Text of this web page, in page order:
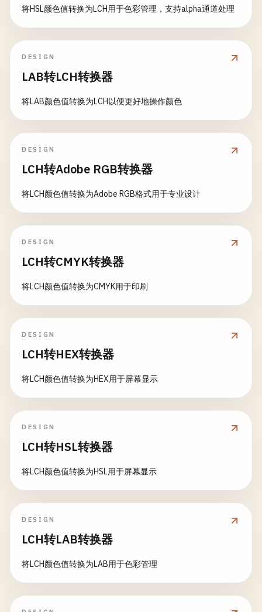
将HSL颜色值转换为LCH用于色彩管理，支持alpha通道处理
DESIGN
LAB转LCH转换器
将LAB颜色值转换为LCH以便更好地操作颜色
DESIGN
LCH转Adobe RGB转换器
将LCH颜色值转换为Adobe RGB格式用于专业设计
DESIGN
LCH转CMYK转换器
将LCH颜色值转换为CMYK用于印刷
DESIGN
LCH转HEX转换器
将LCH颜色值转换为HEX用于屏幕显示
DESIGN
LCH转HSL转换器
将LCH颜色值转换为HSL用于屏幕显示
DESIGN
LCH转LAB转换器
将LCH颜色值转换为LAB用于色彩管理